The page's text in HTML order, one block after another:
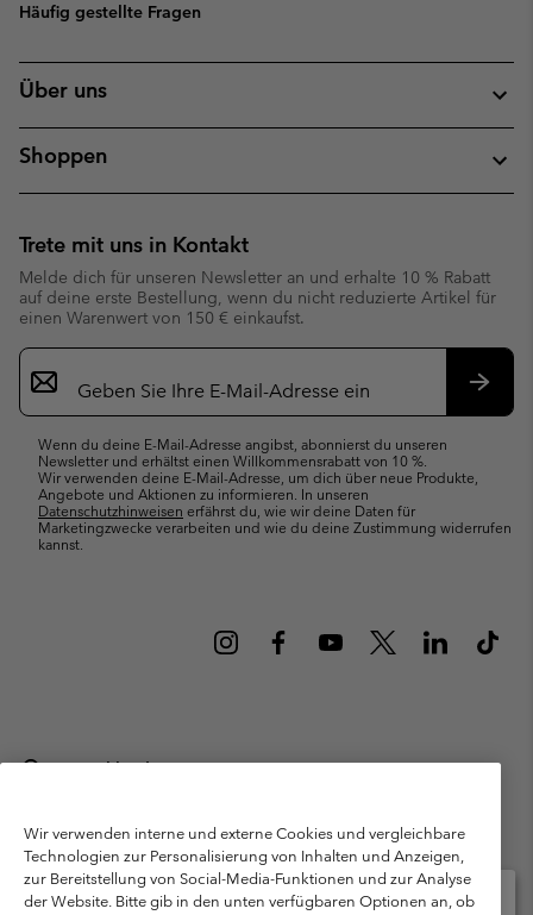
Häufig gestellte Fragen
Über uns
Shoppen
Trete mit uns in Kontakt
Melde dich für unseren Newsletter an und erhalte 10 % Rabatt
auf deine erste Bestellung, wenn du nicht reduzierte Artikel für
einen Warenwert von 150 € einkaufst.
Newsletter-
Anmeldung
Wenn du deine E-Mail-Adresse angibst, abonnierst du unseren
Newsletter und erhältst einen Willkommensrabatt von 10 %.
Wir verwenden deine E-Mail-Adresse, um dich über neue Produkte,
Angebote und Aktionen zu informieren. In unseren
Datenschutzhinweisen erfährst du, wie wir deine Daten für
Marketingzwecke verarbeiten und wie du deine Zustimmung widerrufen
kannst.
Deutschland
München Deutschland. Alle Rechte vorbehalten.
Nutzungsbedingungen
Allgemeine Verkaufsbedingungen
Garantie
Datenschutzerklärung
Wir verwenden interne und externe Cookies und vergleichbare
Technologien zur Personalisierung von Inhalten und Anzeigen,
zur Bereitstellung von Social-Media-Funktionen und zur Analyse
der Website. Bitte gib in den unten verfügbaren Optionen an, ob